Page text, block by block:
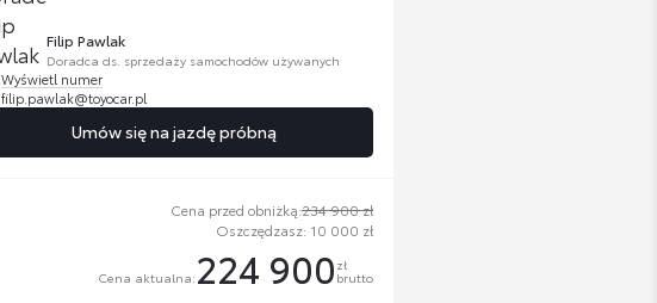
Filip Pawlak
Doradca ds. sprzedaży samochodów używanych
Wyświetl numer
filip.pawlak@toyocar.pl
Umów się na jazdę próbną
Cena przed obniżką:234 900 zł
Oszczędzasz: 10 000 zł
Cena aktualna: 224 900 zł
brutto